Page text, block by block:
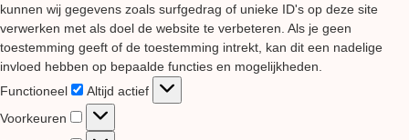
kunnen wij gegevens zoals surfgedrag of unieke ID's op deze site
verwerken met als doel de website te verbeteren. Als je geen
toestemming geeft of de toestemming intrekt, kan dit een nadelige
invloed hebben op bepaalde functies en mogelijkheden.
Functioneel
Functioneel
Altijd actief
Voorkeuren
Voorkeuren